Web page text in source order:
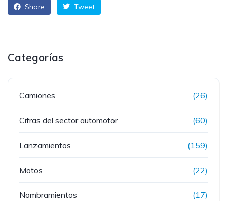
Share Tweet
Categorías
Camiones (26)
Cifras del sector automotor (60)
Lanzamientos (159)
Motos (22)
Nombramientos (17)